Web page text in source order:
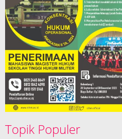
Topik Populer